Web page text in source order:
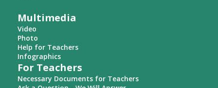
Multimedia
Video
Photo
Help for Teachers
Infographics
For Teachers
Necessary Documents for Teachers